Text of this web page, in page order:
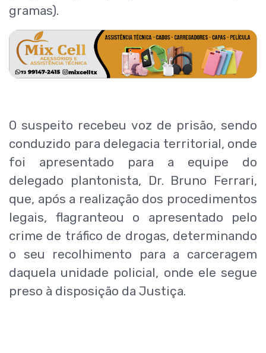
gramas).
O suspeito recebeu voz de prisão, sendo
conduzido para delegacia territorial, onde
foi apresentado para a equipe do
delegado plantonista, Dr. Bruno Ferrari,
que, após a realização dos procedimentos
legais, flagranteou o apresentado pelo
crime de tráfico de drogas, determinando
o seu recolhimento para a carceragem
daquela unidade policial, onde ele segue
preso à disposição da Justiça.